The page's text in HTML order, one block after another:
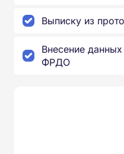
Выписку из
Внесение
ФРДО